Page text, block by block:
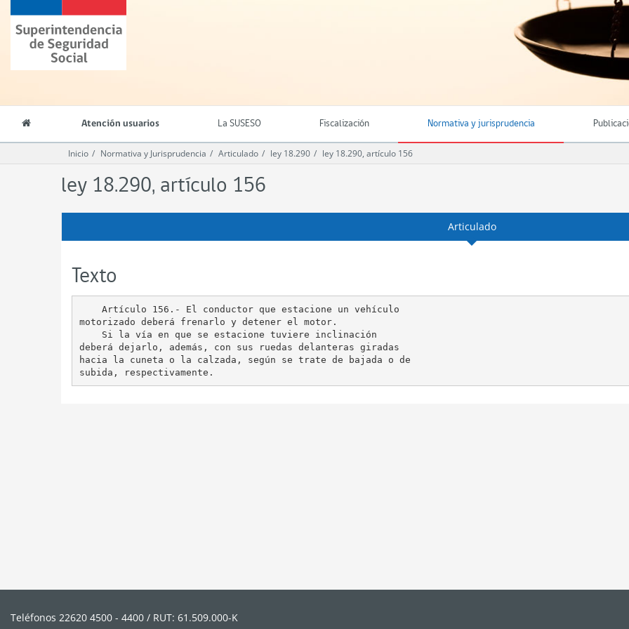
principalSuperintendencia
de
Seguridad
(SUSESO)
Chile
Atención usuarios La SUSESO Fiscalización Normativa y jurisprudencia
Inicio Normativa y Jurisprudencia Articulado ley 18.290 ley 18.290, artículo 156
ley 18.290, artículo 156
Articulado
Texto
    Artículo 156.- El conductor que estacione un vehículo
motorizado deberá frenarlo y detener el motor.
    Si la vía en que se estacione tuviere inclinación
deberá dejarlo, además, con sus ruedas delanteras giradas
hacia la cuneta o la calzada, según se trate de bajada o de
Teléfonos 22620 4500 - 4400 / RUT: 61.509.000-K